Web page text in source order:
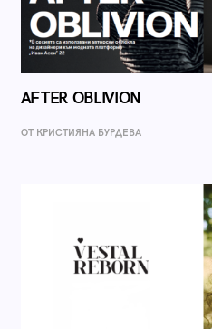
AFTER OBLIVION
ОТ КРИСТИЯНА БУРДЕВА